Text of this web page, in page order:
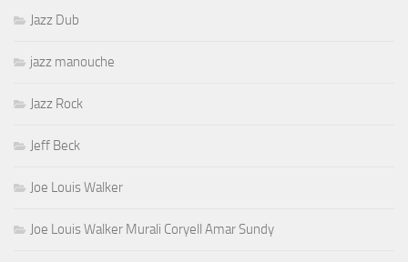
Jazz Dub
jazz manouche
Jazz Rock
Jeff Beck
Joe Louis Walker
Joe Louis Walker Murali Coryell Amar Sundy